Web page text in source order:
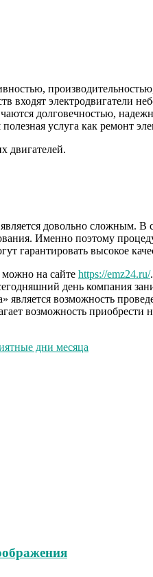
входят электродвигатели
долговечностью,
услуга как ремонт
двигателей.
довольно сложным. В
Именно поэтому
гарантировать высокое
можно на сайте https://emz24.ru/
день компания
возможность
возможность
дни месяца